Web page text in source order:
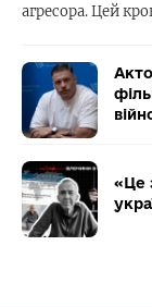
агресора. Цей
«Це